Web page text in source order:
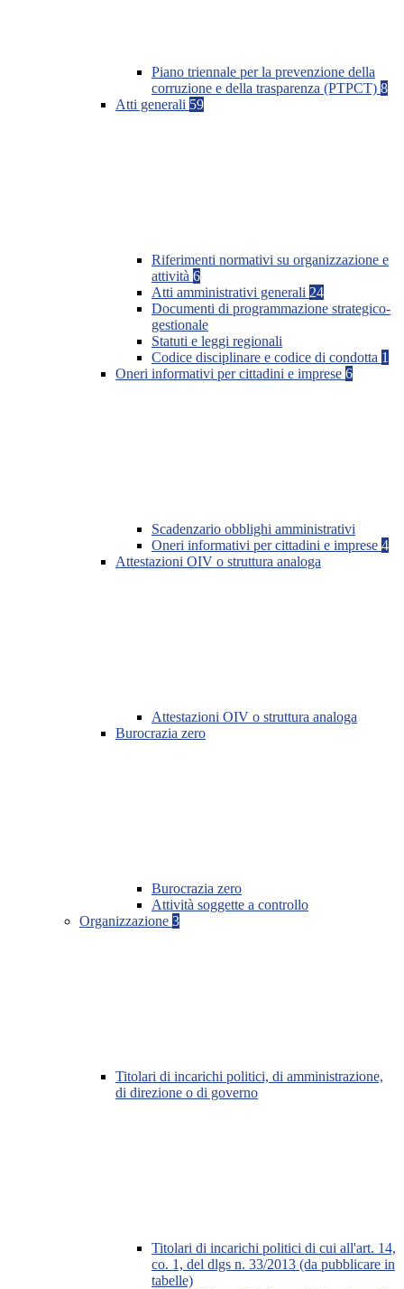
Piano triennale per la prevenzione della
corruzione e della trasparenza (PTPCT) 8
Atti generali 59
Riferimenti normativi su organizzazione e
attività 6
Atti amministrativi generali 24
Documenti di programmazione strategico-
gestionale
Statuti e leggi regionali
Codice disciplinare e codice di condotta 1
Oneri informativi per cittadini e imprese 6
Scadenzario obblighi amministrativi
Oneri informativi per cittadini e imprese 4
Attestazioni OIV o struttura analoga
Attestazioni OIV o struttura analoga
Burocrazia zero
Burocrazia zero
Attività soggette a controllo
Organizzazione 3
Titolari di incarichi politici, di amministrazione,
di direzione o di governo
Titolari di incarichi politici di cui all'art. 14,
co. 1, del dlgs n. 33/2013 (da pubblicare in
tabelle)